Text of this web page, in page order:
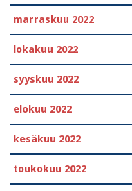
marraskuu 2022
lokakuu 2022
syyskuu 2022
elokuu 2022
kesäkuu 2022
toukokuu 2022